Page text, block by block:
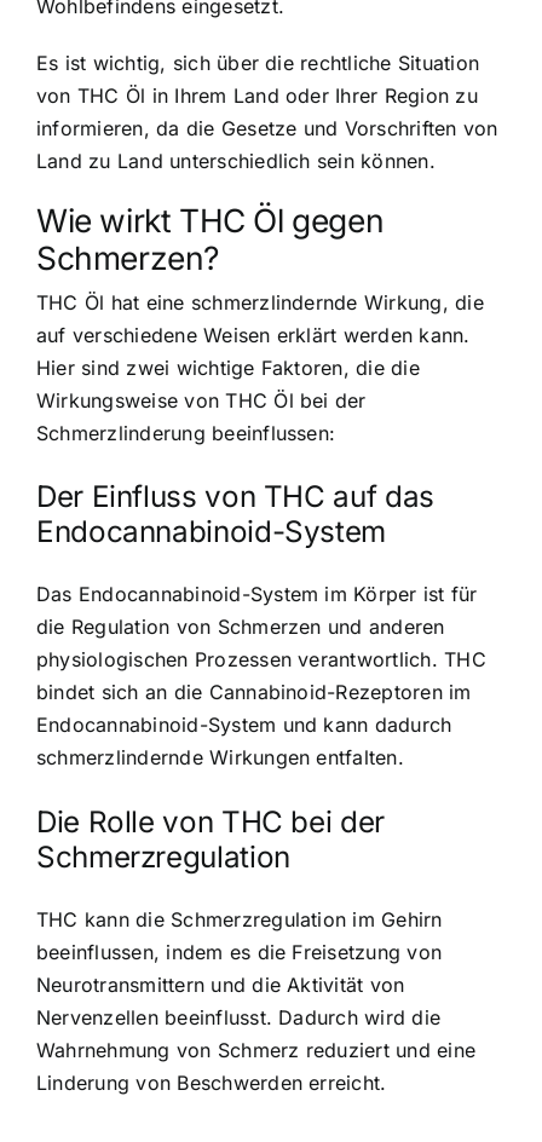
Wohlbefindens eingesetzt.
Es ist wichtig, sich über die rechtliche Situation
von THC Öl in Ihrem Land oder Ihrer Region zu
informieren, da die Gesetze und Vorschriften von
Land zu Land unterschiedlich sein können.
Wie wirkt THC Öl gegen
Schmerzen?
THC Öl hat eine schmerzlindernde Wirkung, die
auf verschiedene Weisen erklärt werden kann.
Hier sind zwei wichtige Faktoren, die die
Wirkungsweise von THC Öl bei der
Schmerzlinderung beeinflussen:
Der Einfluss von THC auf das
Endocannabinoid-System
Das Endocannabinoid-System im Körper ist für
die Regulation von Schmerzen und anderen
physiologischen Prozessen verantwortlich. THC
bindet sich an die Cannabinoid-Rezeptoren im
Endocannabinoid-System und kann dadurch
schmerzlindernde Wirkungen entfalten.
Die Rolle von THC bei der
Schmerzregulation
THC kann die Schmerzregulation im Gehirn
beeinflussen, indem es die Freisetzung von
Neurotransmittern und die Aktivität von
Nervenzellen beeinflusst. Dadurch wird die
Wahrnehmung von Schmerz reduziert und eine
Linderung von Beschwerden erreicht.